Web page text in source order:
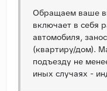
Обращаем ваше
включает в себя
автомобиля,
(квартиру/дом).
подъезду не
иных случаях -